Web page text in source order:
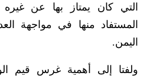
التي كان يمتاز بها عن
المستفاد منها في مواجهة
اليمن.
ولفتا إلى أهمية غرس قيم